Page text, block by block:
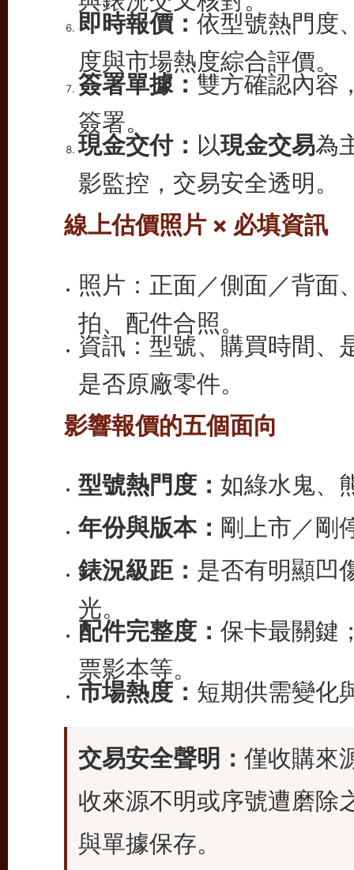
即時報價： 依型號熱門度
度與市場熱度綜合評價。
簽署單據： 雙方確認內容
簽署。
現金交付： 以現金交易為
影監控，交易安全透明。
線上估價照片 × 必填資訊
照片：正面／側面／背面
拍、配件合照。
資訊：型號、購買時間、
是否原廠零件。
影響報價的五個面向
型號熱門度： 如綠水鬼、
年份與版本： 剛上市／剛
錶況級距： 是否有明顯凹
光。
配件完整度： 保卡最關鍵
票影本等。
市場熱度： 短期供需變化
交易安全聲明： 僅收購來
收來源不明或序號遭磨除
與單據保存。